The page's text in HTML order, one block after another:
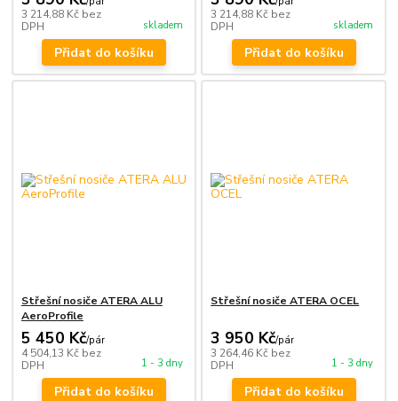
3 214,88 Kč bez
DPH
skladem
Přidat do košíku
3 214,88 Kč bez
DPH
skladem
Přidat do košíku
Střešní nosiče ATERA ALU
AeroProfile
5 450 Kč/pár
4 504,13 Kč bez
DPH
1 - 3 dny
Přidat do košíku
Střešní nosiče ATERA OCEL
3 950 Kč/pár
3 264,46 Kč bez
DPH
1 - 3 dny
Přidat do košíku